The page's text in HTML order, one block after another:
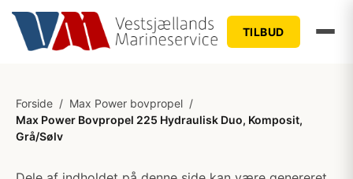
TILBUD
Forside / Max Power bovpropel /
Max Power Bovpropel 225 Hydraulisk Duo, Komposit,
Grå/Sølv